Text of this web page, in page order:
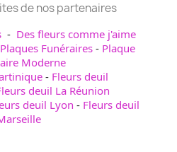
de nos partenaires
- Des fleurs comme j'aime
Plaques Funéraires - Plaque
Moderne
- Fleurs deuil
deuil La Réunion
deuil Lyon - Fleurs deuil